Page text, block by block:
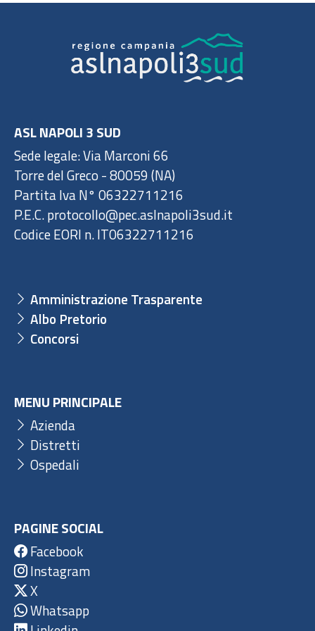
ASL NAPOLI 3 SUD
Sede legale: Via Marconi 66
Torre del Greco - 80059 (NA)
Partita Iva N° 06322711216
P.E.C. protocollo@pec.aslnapoli3sud.it
Codice EORI n. IT06322711216
Amministrazione Trasparente
Albo Pretorio
Concorsi
MENU PRINCIPALE
Azienda
Distretti
Ospedali
PAGINE SOCIAL
Facebook
Instagram
X
Whatsapp